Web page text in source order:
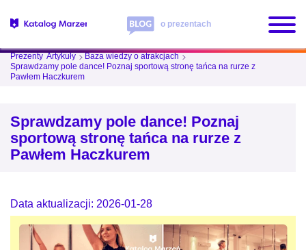
o prezentach
Prezenty Artykuły
Baza wiedzy o atrakcjach
Sprawdzamy pole dance! Poznaj sportową stronę tańca na rurze z
Pawłem Haczkurem
Sprawdzamy pole dance! Poznaj
sportową stronę tańca na rurze z
Pawłem Haczkurem
Data aktualizacji: 2026-01-28